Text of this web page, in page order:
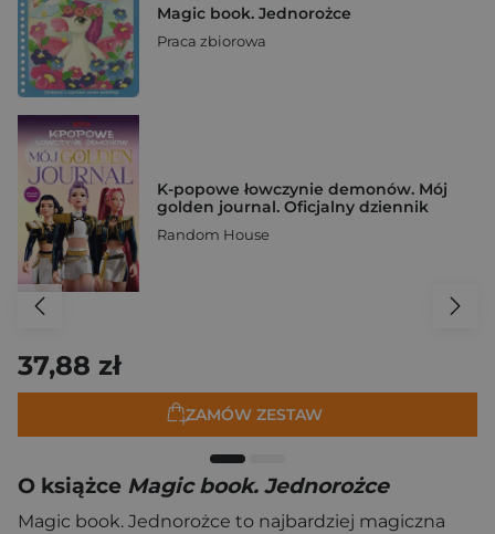
Magic book. Jednorożce
Praca zbiorowa
K-popowe łowczynie demonów. Mój
golden journal. Oficjalny dziennik
Random House
37,88 zł
ZAMÓW ZESTAW
O książce Magic book. Jednorożce
Magic book. Jednorożce to najbardziej magiczna